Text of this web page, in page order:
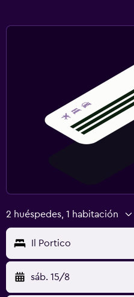
2 huéspedes, 1 habitación
Il Portico
sáb. 15/8